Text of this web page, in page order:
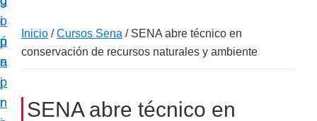
i
ó
n
p
r
o
p
r
i
n
i
n
a
a
c
n
Inicio / Cursos Sena /SENA abre técnico en
conservación de recursos naturales y ambiente
SENA abre técnico en